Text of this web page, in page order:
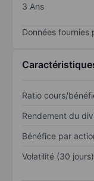
3 Ans
Données fournies
Ratio cours/
Rendement du
Bénéfice par
Volatilité (30 jours)